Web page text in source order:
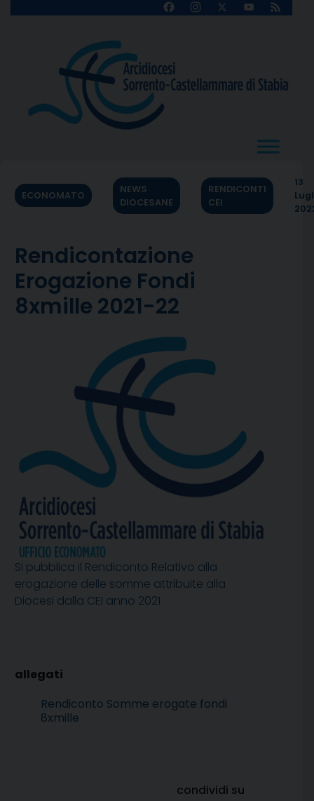
FacebookInstagram
X
YouTube
Feed
ECONOMATO
NEWS
DIOCESANE
RENDICONTI
CEI
13
Rendicontazione
Erogazione Fondi
8xmille 2021-22
Si pubblica il Rendiconto Relativo alla
erogazione delle somme attribuite alla
Diocesi dalla CEI anno 2021
Rendiconto Somme erogate fondi
8xmille
condividi su